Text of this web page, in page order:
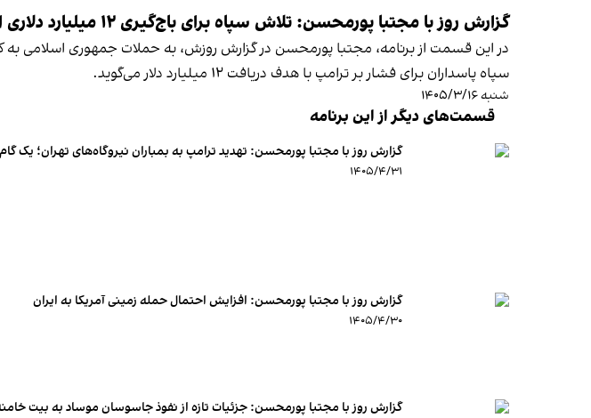
گزارش روز با مجتبا پورمحسن: تلاش سپاه برای باج‌گیری ۱۲ میلیارد دلاری از ترامپ
در این قسمت از برنامه، مجتبا پورمحسن در گزارش روزش، به حملات جمهوری اسلامی به
سپاه پاسداران برای فشار بر ترامپ با هدف دریافت ۱۲ میلیارد دلار می‌گوید.
شنبه ۱۴۰۵/۳/۱۶
قسمت‌های دیگر از این برنامه
گزارش روز با مجتبا پورمحسن: تهدید ترامپ به بمباران نیروگاه‌های تهران؛ یک
۱۴۰۵/۴/۳۱
گزارش روز با مجتبا پورمحسن: افزایش احتمال حمله زمینی آمریکا به ایران
۱۴۰۵/۴/۳۰
گزارش روز با مجتبا پورمحسن: جزئیات تازه از نفوذ جاسوسان موساد به بیت